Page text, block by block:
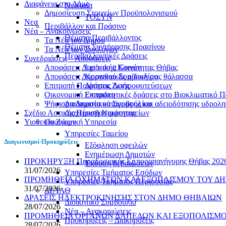
Νεολαία
ΤΟΣΥΝ
Περιβάλλον και Πράσινο
Θέματα Περιβάλλοντος
Θέματα Συντήρησης Πρασίνου
Περιβαλλοντικές Δράσεις
Let’s do it Greece
Kορινθιακός η δική μας θάλασσα
Δράσεις Δεντροφυτεύσεων
Εκπαιδευτικές δράσεις στο
Διαδικασία καταγραφής και αδειοδότησης
Διαχείριση Νεκροταφείων
Οικονομική Υπηρεσία
Υπηρεσίες Ταμείου
Εξόφληση οφειλών
Ενημέρωση Δημοτών
Έκδοση βεβαιώσεων
Υπηρεσίες Τμήματος Εσόδων
Υπηρεσίες Τμήματος Περιουσίας
ΔΕΥΑΘ
Διοικητικό Συμβούλιο
Νέα – Ανακοινώσεις
Προκηρύξεις – Διακηρύξεις
Διαφάνεια στο Δήμο
Δημοσίευση Στοιχείων Προϋπολογισμού
Νεα
Νέα – Ανακοινώσεις
Τα Νέα του Δήμου
Τα Νέα των Συλλόγων
Συνεδριάσεις – Αποφάσεις
Αποφάσεις Δημοτικής Κοινότητας Θήβας
Αποφάσεις Δημοτικού Συμβουλίου
Επιτροπή Ποιότητας Ζωής
Οικονομική Επιτροπη
Ψήφισμα Δημοτικού Συμβουλίου
Σχέδιο Αστικής Προσβασιμότητας
Υιοθεσία Ζώων
Διαγωνισμοί-Προκηρύξεις
ΠΡΟΚΗΡΥΞΗ Παραδοσιακής Εμποροπανήγυρης Θήβας
31/07/2026
ΠΡΟΜΗΘΕΙΑ ΟΧΗΜΑΤΩΝ ΚΑΙ ΕΞΟΠΛΙΣΜΟΥ ΤΟΥ
31/07/2026
ΔΡΑΣΕΙΣ ΗΛΕΚΤΡΟΚΙΝΗΣΗΣ ΣΤΟΝ ΔΗΜΟ ΘΗΒΑΙΩΝ
28/07/2026
ΠΡΟΜΗΘΕΙΑ ΟΡΓΑΝΩΝ ΔΑΠΕΔΩΝ ΚΑΙ